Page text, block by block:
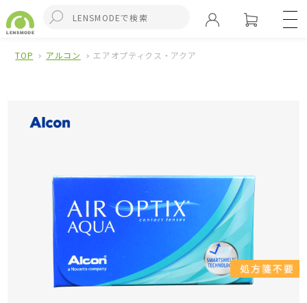
TOP アルコン エアオプティクス・アクア